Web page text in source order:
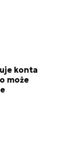
konta
może